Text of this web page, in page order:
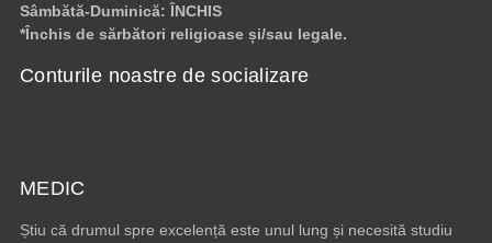
Sâmbătă-Duminică: ÎNCHIS
*Închis de sărbători religioase și/sau legale.
Conturile noastre de socializare
MEDIC
Știu că drumul spre excelență este unul lung și necesită studiu